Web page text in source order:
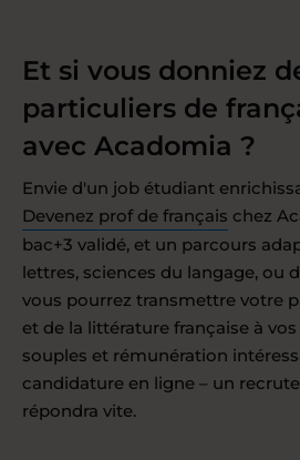
Et si vous donniez
particuliers de
avec Acadomia ?
Envie d'un job étudiant
Devenez prof de français chez
bac+3 validé, et un parcours
lettres, sciences du langage, ou
vous pourrez transmettre votre
et de la littérature française à vos
souples et rémunération
candidature en ligne – un
répondra vite.